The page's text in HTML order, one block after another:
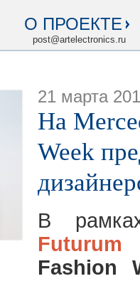
О ПРОЕКТЕ
post@artelectronics.ru
21 марта
На
Week
В
Futurum
Fashion